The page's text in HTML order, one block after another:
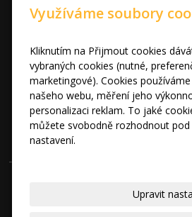
KUCHYNĚ
DVEŘE A STOLY
OBÝVACÍ POKOJE
AKCE
FOTOGALERIE
VÝPRODEJ VZORKŮ
RADY A TIPY
KONTAKT
|Mapa webu
Využíváme soubory
Kliknutím na Přijmout cookies
vybraných cookies (nutné,
marketingové). Cookies
našeho webu, měření jeho
personalizaci reklam. To jaké
můžete svobodně rozhodnout
nastavení.
Upravit